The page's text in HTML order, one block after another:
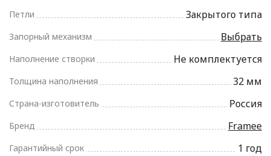
Петли Закрытого типа
Запорный механизм Выбрать
Наполнение створки Не комплектуется
Толщина наполнения 32 мм
Страна-изготовитель Россия
Бренд Framee
Гарантийный срок 1 год